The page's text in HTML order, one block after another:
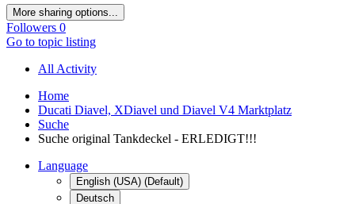
More sharing options...
Followers 0
Go to topic listing
All Activity
Home
Ducati Diavel, XDiavel und Diavel V4 Marktplatz
Suche
Suche original Tankdeckel - ERLEDIGT!!!
Language
English (USA) (Default)
Deutsch